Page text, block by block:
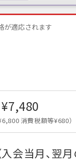
が適応されます
¥7,480
消費税額等¥680）
入会当月、翌